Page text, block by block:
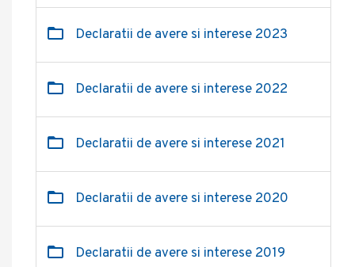
Declaratii de avere si interese 2023
Declaratii de avere si interese 2022
Declaratii de avere si interese 2021
Declaratii de avere si interese 2020
Declaratii de avere si interese 2019